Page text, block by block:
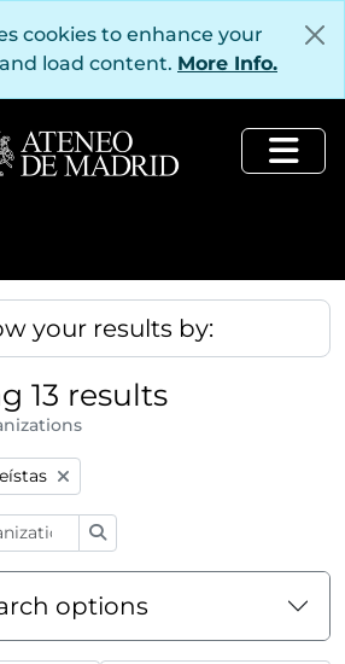
cookies to enhance your
load content. More Info.
your results by:
13 results
filter:
options